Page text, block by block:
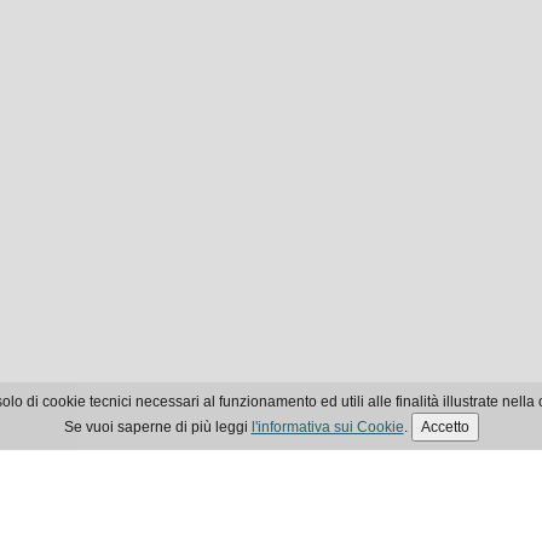
di cookie tecnici necessari al funzionamento ed utili alle finalità illustrate nella
Se vuoi saperne di più leggi l'informativa sui Cookie. Accetto